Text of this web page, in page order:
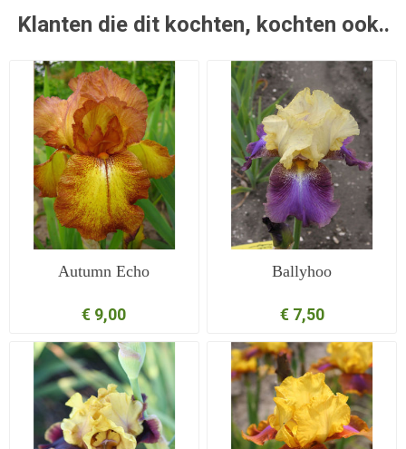
Klanten die dit kochten, kochten ook..
Autumn Echo
€ 9,00
Ballyhoo
€ 7,50